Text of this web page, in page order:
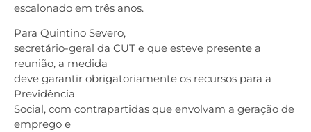
escalonado em três anos.
Para Quintino Severo,
secretário-geral da CUT e que esteve presente a
reunião, a medida
deve garantir obrigatoriamente os recursos para a
Previdência
Social, com contrapartidas que envolvam a geração de
emprego e